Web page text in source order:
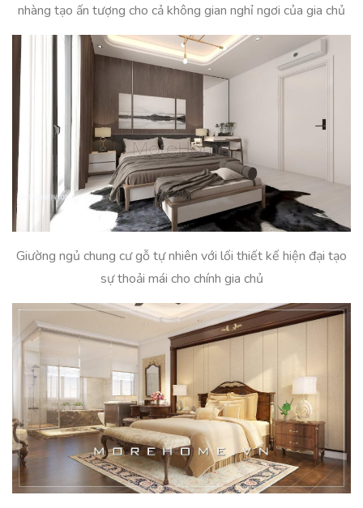
nhàng tạo ấn tượng cho cả không gian nghỉ ngơi của gia chủ
Giường ngủ chung cư gỗ tự nhiên với lối thiết kế hiện đại tạo
sự thoải mái cho chính gia chủ